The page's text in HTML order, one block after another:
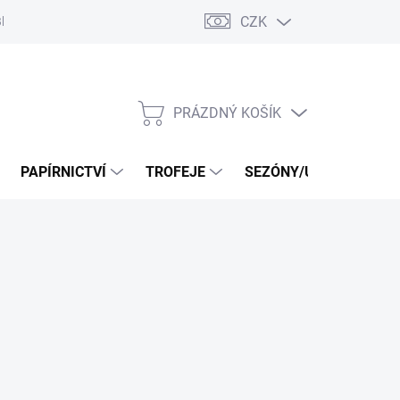
CZK
NÁKUPNÍ
PRÁZDNÝ KOŠÍK
PAPÍRNICTVÍ TROFEJE SEZÓNY/UDÁLOSTI